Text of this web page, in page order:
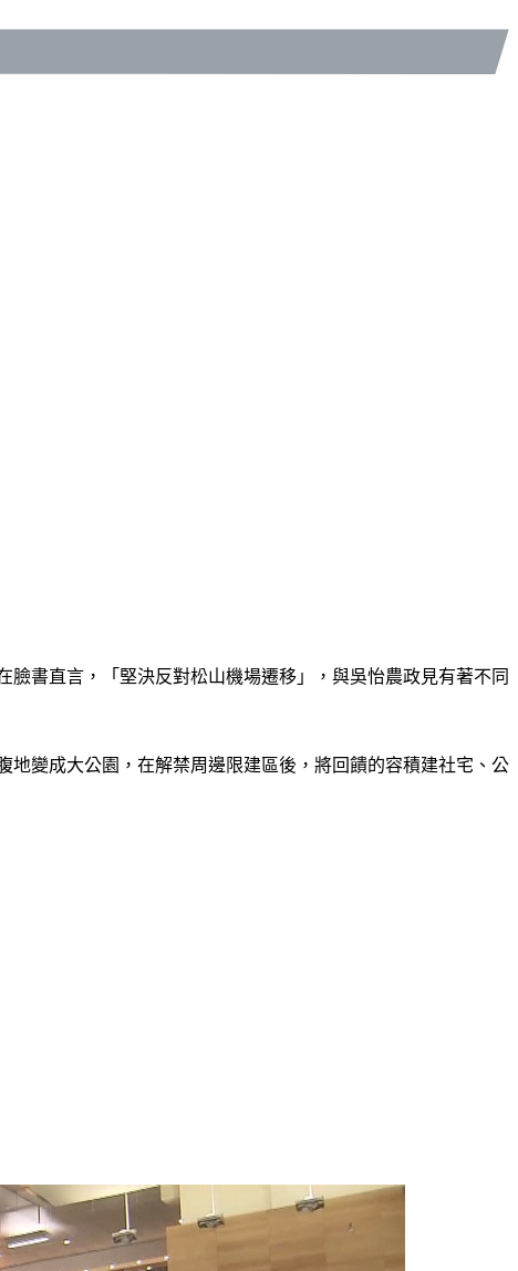
書直言，「堅決反對松山機場遷移」，與吳怡農政見有著不同
變成大公園，在解禁周邊限建區後，將回饋的容積建社宅、公